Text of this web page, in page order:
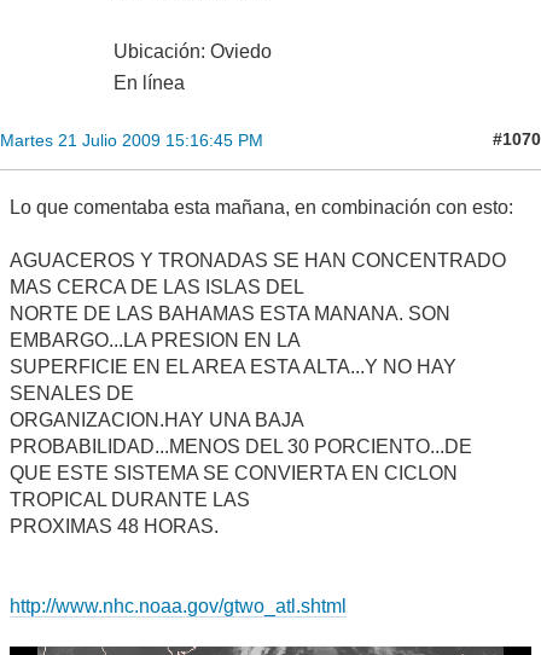
Ubicación: Oviedo
En línea
Martes 21 Julio 2009 15:16:45 PM #1070
Lo que comentaba esta mañana, en combinación con esto:
AGUACEROS Y TRONADAS SE HAN CONCENTRADO
MAS CERCA DE LAS ISLAS DEL
NORTE DE LAS BAHAMAS ESTA MANANA. SON
EMBARGO...LA PRESION EN LA
SUPERFICIE EN EL AREA ESTA ALTA...Y NO HAY
SENALES DE
ORGANIZACION.HAY UNA BAJA
PROBABILIDAD...MENOS DEL 30 PORCIENTO...DE
QUE ESTE SISTEMA SE CONVIERTA EN CICLON
TROPICAL DURANTE LAS
PROXIMAS 48 HORAS.
http://www.nhc.noaa.gov/gtwo_atl.shtml